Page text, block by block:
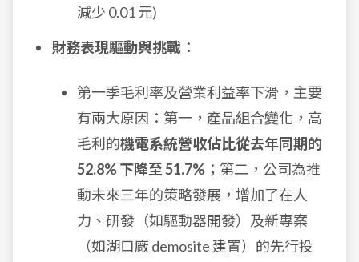
減少 0.01 元)
財務表現驅動與挑戰 ：
第一季毛利率及營業利益率下滑，主要
有兩大原因：第一，產品組合變化，高
毛利的機電系統營收佔比從去年同期的
52.8% 下降至 51.7% ；第二，公司為推
動未來三年的策略發展，增加了在人
力、研發（如驅動器開發）及新專案
（如湖口廠 demosite 建置）的先行投